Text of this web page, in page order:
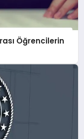
Öğrencilerin